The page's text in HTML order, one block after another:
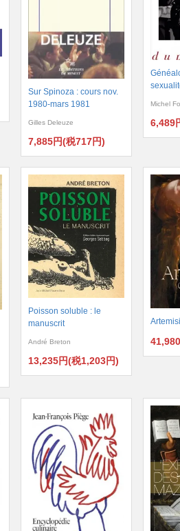
Sur Spinoza : cours nov.
1980-mars 1981
Gilles Deleuze
7,885円(税717円)
Michel
6,489
Poisson soluble : le
manuscrit
André Breton
13,235円(税1,203円)